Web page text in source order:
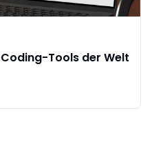
Tools der Welt